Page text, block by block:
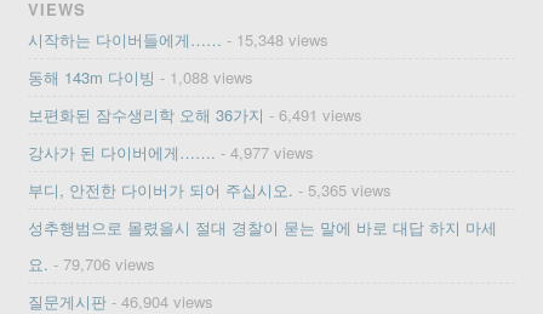
VIEWS
시작하는 다이버들에게…… - 15,348 views
동해 143m 다이빙 - 1,088 views
보편화된 잠수생리학 오해 36가지 - 6,491 views
강사가 된 다이버에게……. - 4,977 views
부디, 안전한 다이버가 되어 주십시오. - 5,365 views
성추행범으로 몰렸을시 절대 경찰이 묻는 말에 바로 대답 하지 마세
요. - 79,706 views
질문게시판 - 46,904 views